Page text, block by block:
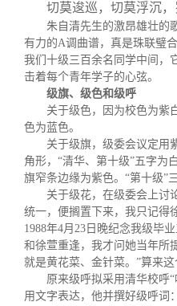
切莫逡巡，切莫浮沉
朱自清先生的激昂雄壮的
有力的A调曲谱，真是珠联璧
我们十级三百余名同学中间，
击着每个青年学子的心弦。
级旗、级色和级呼
关于级色，因为校色为紫
色为蓝色。
关于级旗，级委会议定用
角形，“清华、第十级”五字为
旗窄条边缘为紫色。“第十级”
关于级花，在级委会上讨
统一，便搁置下来，我只记得
1988年4月 23 日晚纪念我级毕
和徐萱重逢，我才问她当年所
就是黄花菜、金针菜。 ”算来这
原来级呼拟采用清华校呼
用文字表达，他并撰好级呼词：